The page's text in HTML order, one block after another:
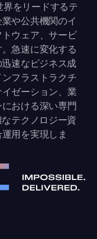
をリードするテ
や公共機関のイ
ウェア、サービ
急速に変化する
速なビジネス成
フラストラクチ
ゼーション、業
おける深い専門
テクノロジー資
用を実現しま